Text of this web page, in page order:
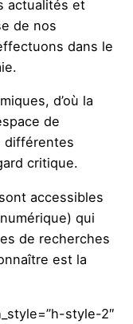
actualités et
de nos
dans le
d’où la
de
différentes
critique.
accessibles
qui
de recherches
est la
style-2″